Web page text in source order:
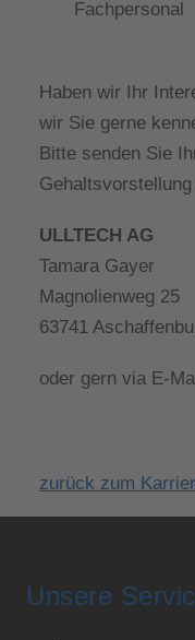
Fachpersonal
Haben wir Ihr
wir Sie gerne
Bitte senden Sie
ULLTECH AG
Tamara Gayer
Magnolienweg 25
63741
oder gern via E-
zurück zum
Unsere